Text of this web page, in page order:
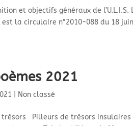
et objectifs généraux de l’U.L.I.S.
la circulaire n°2010-088 du 18 juin
2021
Non classé
trésors Pilleurs de trésors